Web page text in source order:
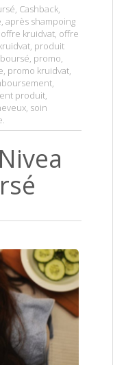
, Cashback,
, après shampoing
offre kruidvat, offre
, produit
, promo,
, promo kruidvat,
,
produit,
, soin
.